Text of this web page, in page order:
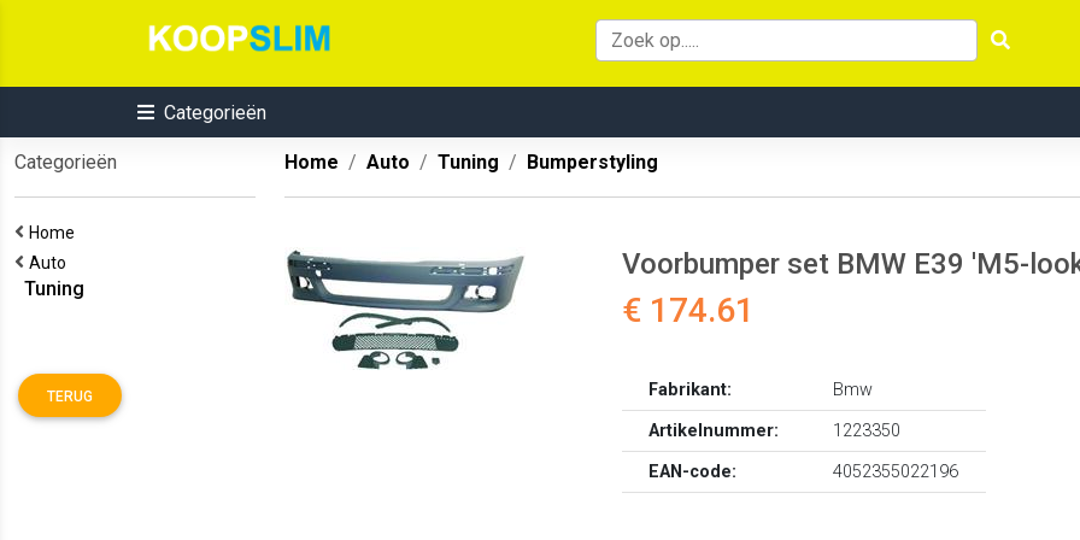
Categorieën
Categorieën
Home
Auto
Tuning
TERUG
Home Auto Tuning Bumperstyling
Voorbumper set BMW E39 'M5-
€ 174.61
Fabrikant:
Bmw
Artikelnummer:
1223350
EAN-code:
4052355022196